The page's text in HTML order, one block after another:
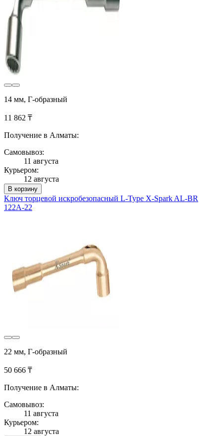
14 мм, Г-образный
11 862 ₸
Получение в Алматы:
Самовывоз:
11 августа
Курьером:
12 августа
В корзину
Ключ торцевой искробезопасный L-Type X-Spark AL-BR
122A-22
22 мм, Г-образный
50 666 ₸
Получение в Алматы:
Самовывоз:
11 августа
Курьером:
12 августа